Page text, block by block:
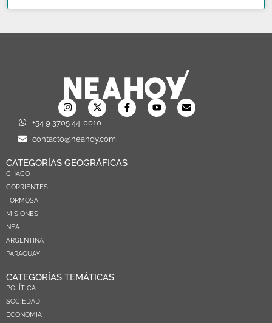
+54 9 3705 44-0010
contacto@neahoy.com
CATEGORÍAS GEOGRÁFICAS
CHACO
CORRIENTES
FORMOSA
MISIONES
NEA
ARGENTINA
PARAGUAY
CATEGORÍAS TEMÁTICAS
POLÍTICA
SOCIEDAD
ECONOMIA